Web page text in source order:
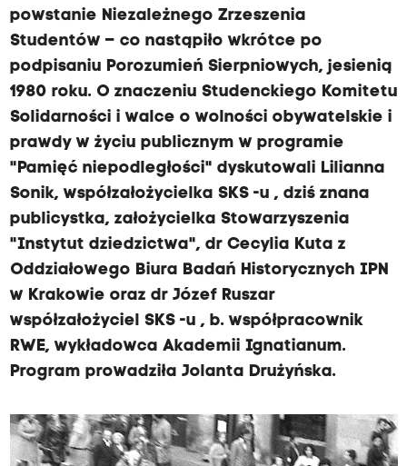
powstanie Niezależnego Zrzeszenia
Studentów – co nastąpiło wkrótce po
podpisaniu Porozumień Sierpniowych, jesienią
1980 roku. O znaczeniu Studenckiego Komitetu
Solidarności i walce o wolności obywatelskie i
prawdy w życiu publicznym w programie
"Pamięć niepodległości" dyskutowali Lilianna
Sonik, współzałożycielka SKS -u , dziś znana
publicystka, założycielka Stowarzyszenia
"Instytut dziedzictwa", dr Cecylia Kuta z
Oddziałowego Biura Badań Historycznych IPN
w Krakowie oraz dr Józef Ruszar
współzałożyciel SKS -u , b. współpracownik
RWE, wykładowca Akademii Ignatianum.
Program prowadziła Jolanta Drużyńska.